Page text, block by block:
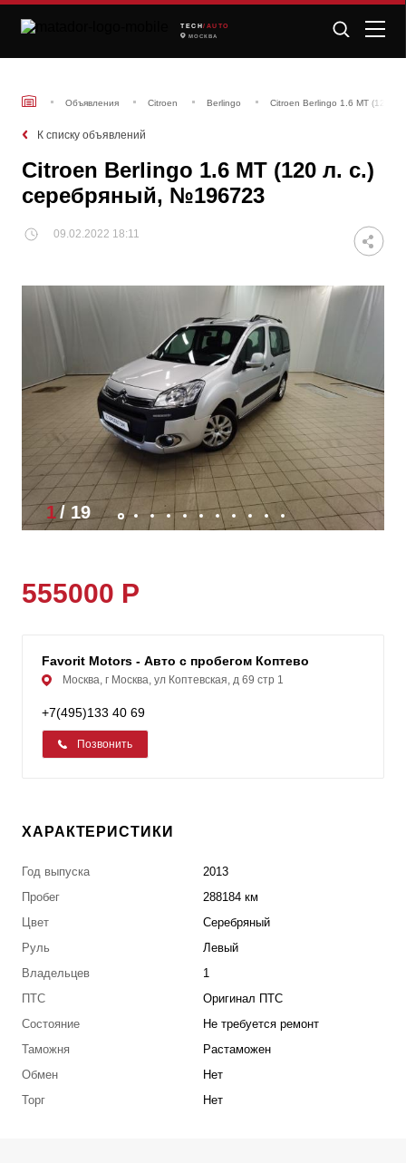
TECH /AUTO
МОСКВА
Объявления Citroen Berlingo Citroen Berlingo 1.6 MT (120
К списку объявлений
Citroen Berlingo 1.6 MT (120 л. с.)
серебряный, №196723
09.02.2022 18:11
1/ 19
555000 Р
Favorit Motors - Авто с пробегом Коптевo
Москва, г Москва, ул Коптевская, д 69 стр 1
+7(495)133 40 69
Позвонить
ХАРАКТЕРИСТИКИ
Год выпуска
2013
Пробег
288184 км
Цвет
Серебряный
Руль
Левый
Владельцев
1
ПТС
Оригинал ПТС
Состояние
Не требуется ремонт
Таможня
Растаможен
Обмен
Нет
Торг
Нет